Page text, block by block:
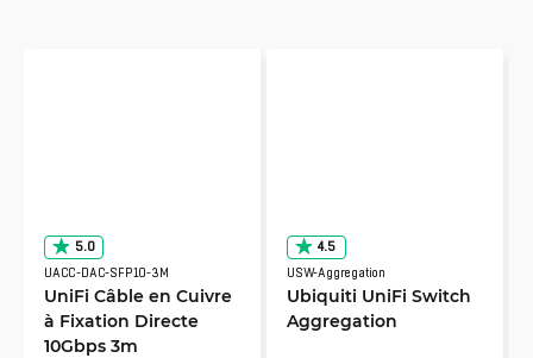
5.0
UACC-DAC-SFP10-3M
UniFi Câble en Cuivre
à Fixation Directe
10Gbps 3m
4.5
USW-Aggregation
Ubiquiti UniFi Switch
Aggregation